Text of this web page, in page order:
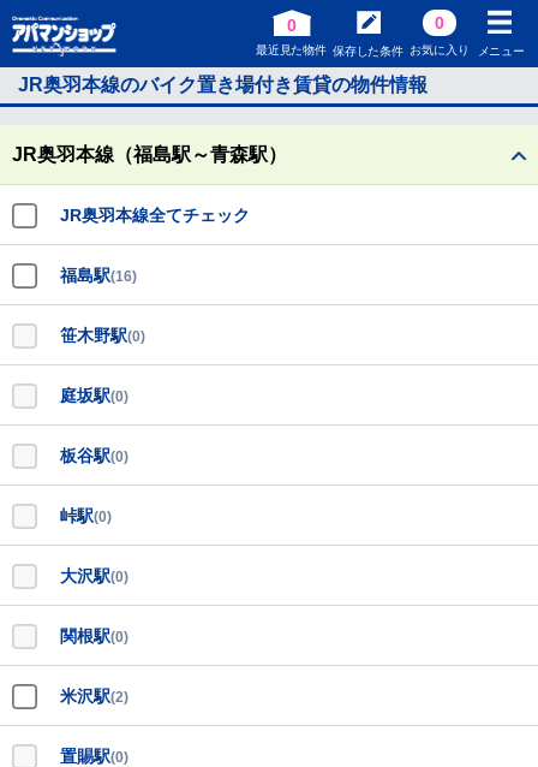
0
最近見た物件 保存した条件
0
お気に入り メニュー
JR奥羽本線のバイク置き場付き賃貸の物件情報
JR奥羽本線（福島駅～青森駅）
JR奥羽本線全てチェック
福島駅(16)
笹木野駅(0)
庭坂駅(0)
板谷駅(0)
峠駅(0)
大沢駅(0)
関根駅(0)
米沢駅(2)
置賜駅(0)